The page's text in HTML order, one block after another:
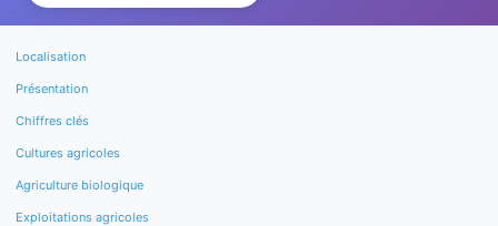
Localisation
Présentation
Chiffres clés
Cultures agricoles
Agriculture biologique
Exploitations agricoles